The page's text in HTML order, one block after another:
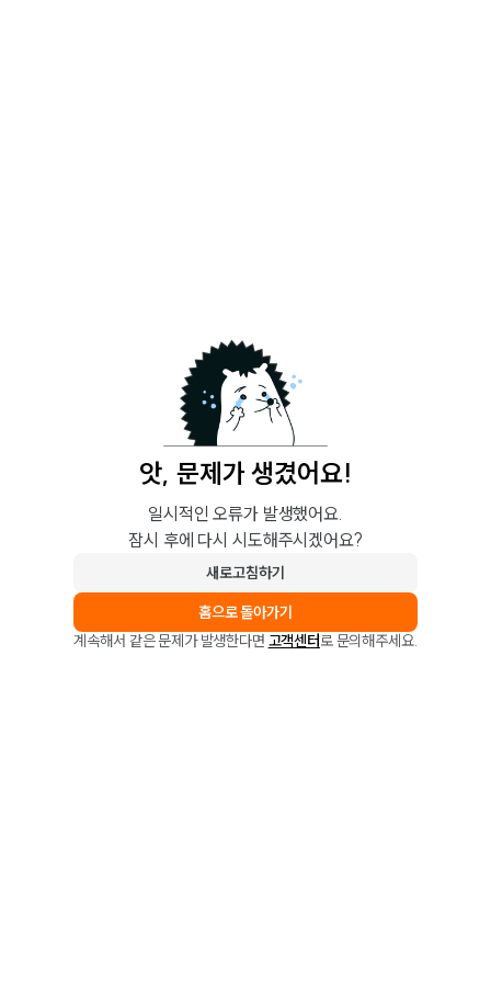
앗, 문제가 생겼어요!
일시적인 오류가 발생했어요.
잠시 후에 다시 시도해주시겠어요?
새로고침하기
홈으로 돌아가기
계속해서 같은 문제가 발생한다면 고객센터로 문의해주세요.